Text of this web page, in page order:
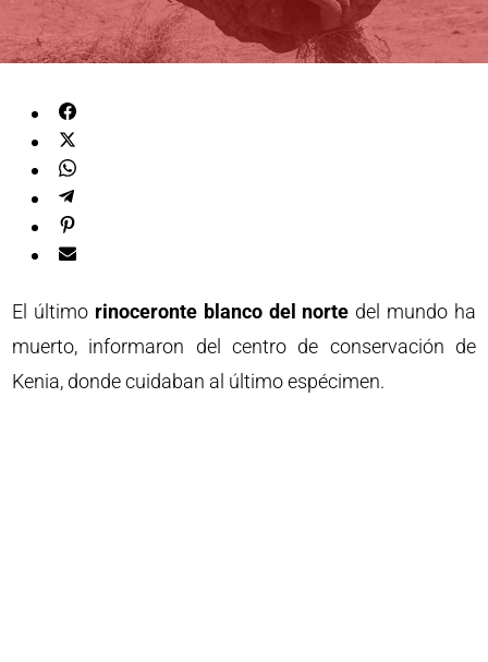
El último rinoceronte blanco del norte del mundo ha
muerto, informaron del centro de conservación de
Kenia, donde cuidaban al último espécimen.